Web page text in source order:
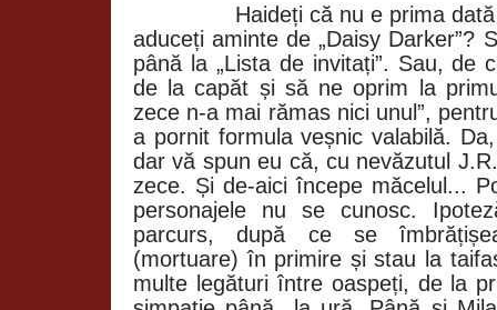
Haideți că nu e prima
aduceți aminte de „Daisy Darker”?
până la „Lista de invitați”. Sau, de
de la capăt și să ne oprim la
zece n-a mai rămas nici unul”,
a pornit formula veșnic valabilă.
dar vă spun eu că, cu nevăzutul
zece. Și de-aici începe măcelul...
personajele nu se cunosc.
parcurs, după ce se
(mortuare) în primire și stau la
multe legături între oaspeți, de la